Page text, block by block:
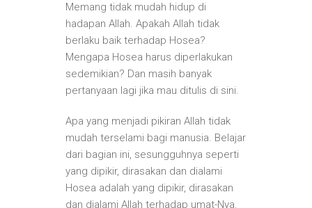
Memang tidak mudah hidup di
hadapan Allah. Apakah Allah tidak
berlaku baik terhadap Hosea?
Mengapa Hosea harus diperlakukan
sedemikian? Dan masih banyak
pertanyaan lagi jika mau ditulis di sini.
Apa yang menjadi pikiran Allah tidak
mudah terselami bagi manusia. Belajar
dari bagian ini, sesungguhnya seperti
yang dipikir, dirasakan dan dialami
Hosea adalah yang dipikir, dirasakan
dan dialami Allah terhadap umat-Nya.